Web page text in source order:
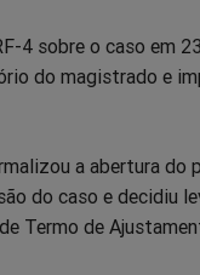
4 sobre o caso em
do magistrado e
a abertura do
do caso e decidiu
Termo de